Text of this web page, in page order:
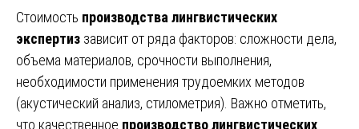
Стоимость производства лингвистических
экспертиз зависит от ряда факторов: сложности дела,
объема материалов, срочности выполнения,
необходимости применения трудоемких методов
(акустический анализ, стилометрия). Важно отметить,
что качественное производство лингвистических